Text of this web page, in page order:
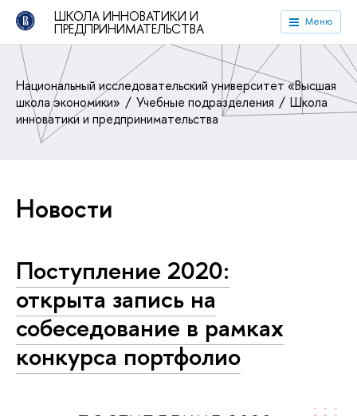
ШКОЛА ИННОВАТИКИ И
ПРЕДПРИНИМАТЕЛЬСТВА Меню
Национальный исследовательский университет «Высшая
школа экономики»
Учебные подразделения
Школа
инноватики и предпринимательства
Новости
Поступление 2020:
открыта запись на
собеседование в рамках
конкурса портфолио